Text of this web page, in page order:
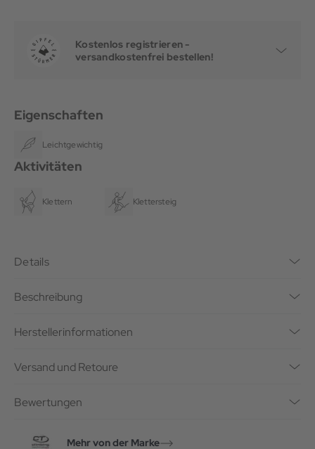
Kostenlos registrieren -
versandkostenfrei bestellen!
Eigenschaften
Leichtgewichtig
Aktivitäten
Klettern Klettersteig
Details
Beschreibung
Herstellerinformationen
Versand und Retoure
Bewertungen
Mehr von der Marke